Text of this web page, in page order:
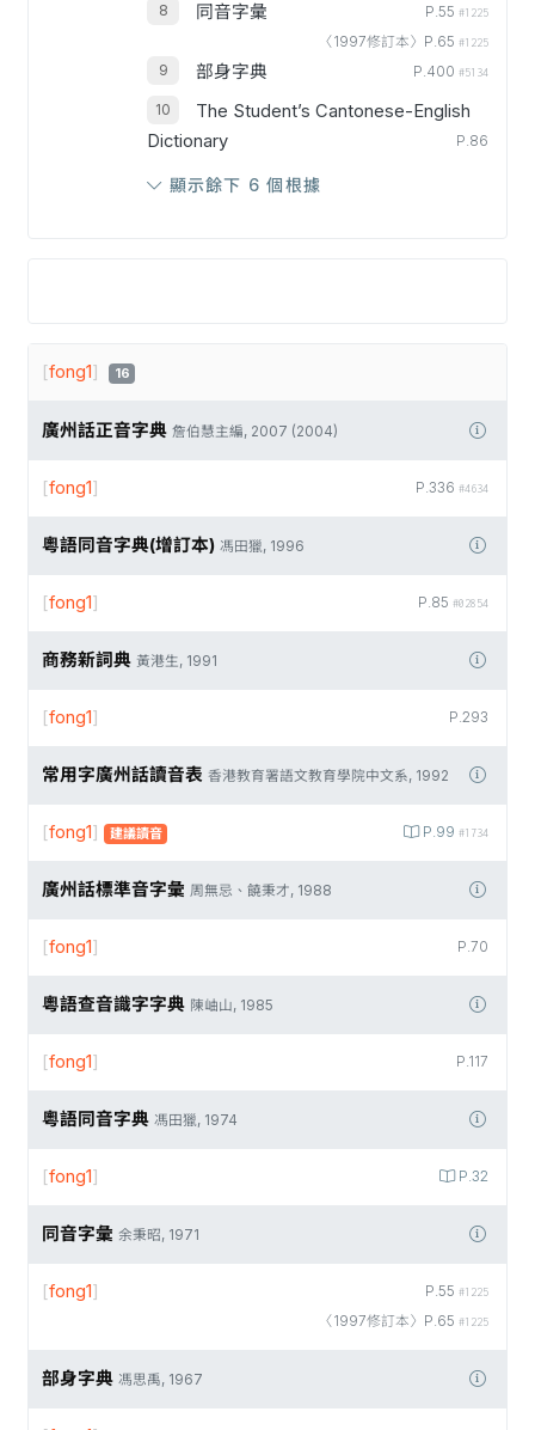
同音字彙 P.55 #1225
〈1997修訂本〉P.65 #1225
部身字典 P.400 #5134
The Student’s Cantonese-English
Dictionary
P.86
顯示餘下 6 個根據
[fong1] 16
廣州話正音字典 詹伯慧主編, 2007 (2004)
P.336 #4634
[fong1]
粵語同音字典(增訂本) 馮田獵, 1996
P.85 #02854
[fong1]
商務新詞典 黃港生, 1991
P.293
[fong1]
常用字廣州話讀音表 香港教育署語文教育學院中文系, 1992
P.99 #1734
[fong1] 建議讀音
廣州話標準音字彙 周無忌、饒秉才, 1988
P.70
[fong1]
粵語查音識字字典 陳岫山, 1985
P.117
[fong1]
粵語同音字典 馮田獵, 1974
P.32
[fong1]
同音字彙 余秉昭, 1971
P.55 #1225
〈1997修訂本〉P.65 #1225
[fong1]
部身字典 馮思禹, 1967